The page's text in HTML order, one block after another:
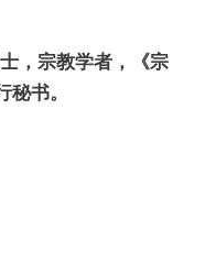
，宗教学者，《宗
书。